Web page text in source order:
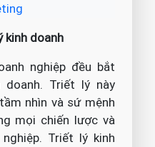
kinh doanh
nghiệp đều bắt
Triết lý này
nhìn và sứ mệnh
mọi chiến lược và
Triết lý kinh